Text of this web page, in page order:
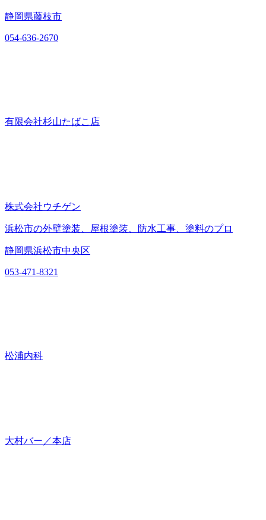
静岡県藤枝市
054-636-2670
有限会社杉山たばこ店
株式会社ウチゲン
浜松市の外壁塗装、屋根塗装、防水工事、塗料のプロ
静岡県浜松市中央区
053-471-8321
松浦内科
大村バー／本店